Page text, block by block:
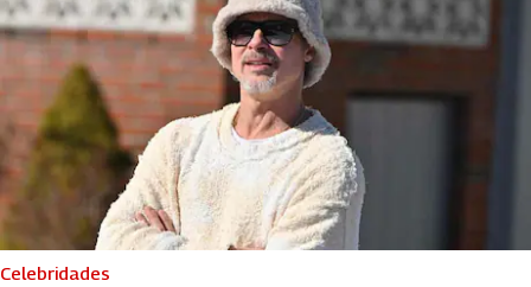
Celebridades